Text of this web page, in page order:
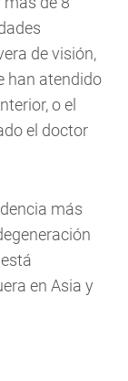
de visión,
han atendido
o el
el doctor
más
en Asia y